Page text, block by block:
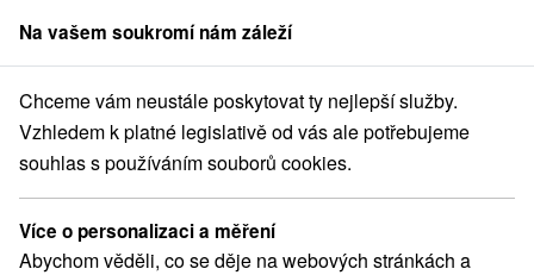
člen skupinySorger
Pobyty na Slovensku Víkendové pobyty Rajecká dolina
Víkendové pobyty Rajecká dolina
Kategorie
Na vašem soukromí nám záleží
Chceme vám neustále poskytovat ty nejlepší služby.
Vzhledem k platné legislativě od vás ale potřebujeme
souhlas s používáním souborů cookies.
Více o personalizaci a měření
Abychom věděli, co se děje na webových stránkách a